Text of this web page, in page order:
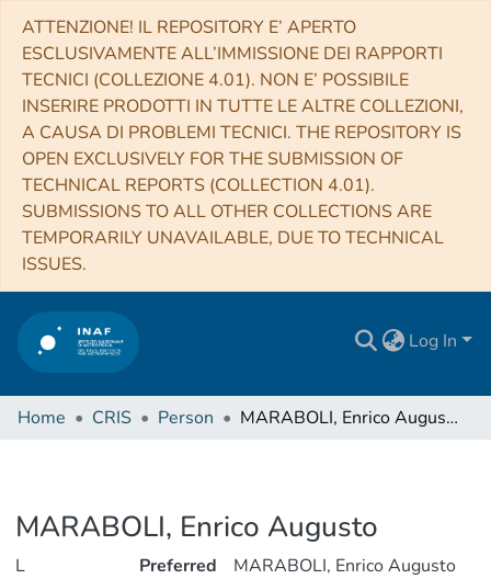
ATTENZIONE! IL REPOSITORY E’ APERTO
ESCLUSIVAMENTE ALL’IMMISSIONE DEI RAPPORTI
TECNICI (COLLEZIONE 4.01). NON E’ POSSIBILE
INSERIRE PRODOTTI IN TUTTE LE ALTRE COLLEZIONI,
A CAUSA DI PROBLEMI TECNICI. THE REPOSITORY IS
OPEN EXCLUSIVELY FOR THE SUBMISSION OF
TECHNICAL REPORTS (COLLECTION 4.01).
SUBMISSIONS TO ALL OTHER COLLECTIONS ARE
TEMPORARILY UNAVAILABLE, DUE TO TECHNICAL
ISSUES.
Log In
Home CRIS Person MARABOLI, Enrico Augusto
MARABOLI, Enrico Augusto
L
Preferred
MARABOLI, Enrico Augusto